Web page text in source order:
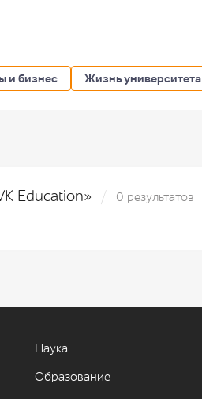
и бизнес Жизнь университета
Education» 0 результатов
Наука
Образование